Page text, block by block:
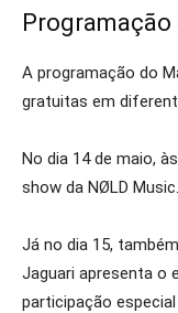
A programação do
gratuitas em
No dia 14 de maio,
show da NØLD Music.
Já no dia 15,
Jaguari apresenta o
participação